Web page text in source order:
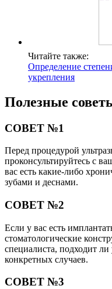
Читайте также:
Определение
укрепления
Полезные
СОВЕТ №1
Перед процедурой
проконсультируйтесь с
вас есть какие-либо
зубами и деснами.
СОВЕТ №2
Если у вас есть
стоматологические
специалиста, подходит ли
конкретных случаев.
СОВЕТ №3